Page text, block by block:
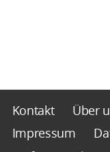
Kontakt Über
Impressum